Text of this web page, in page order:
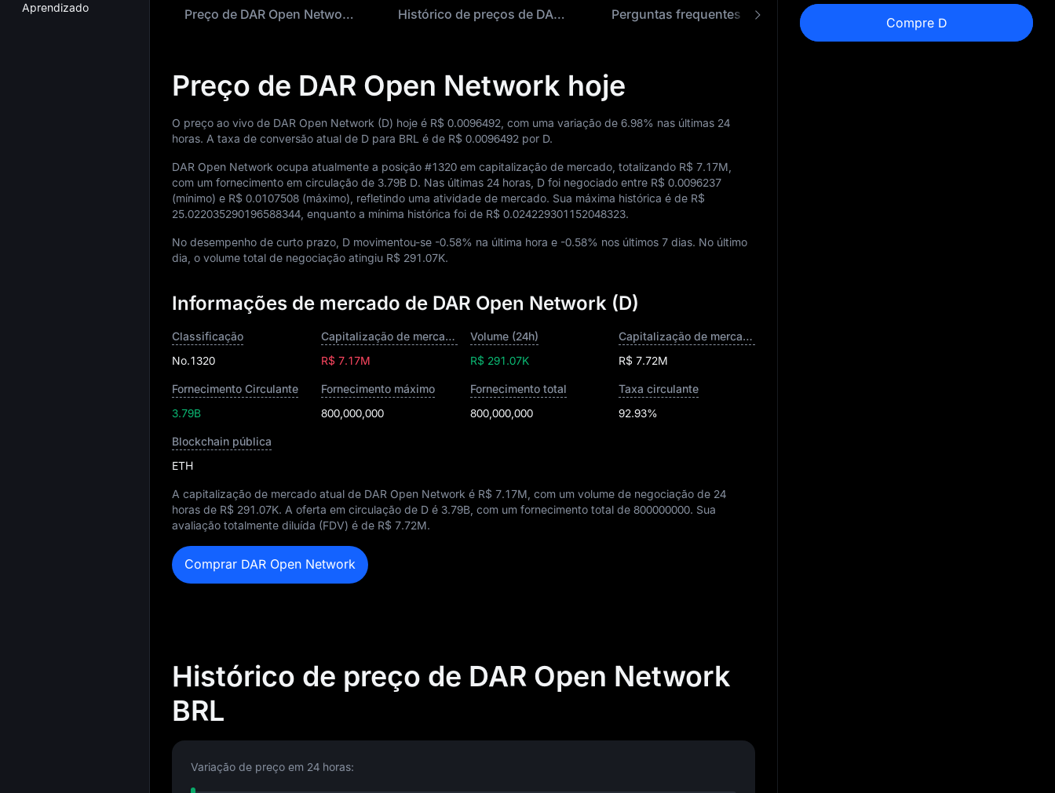
Aprendizado Preço de DAR Open Network hoje Histórico de preços de DAR Open Network Perguntas frequentes Conversor de D para BRL
Preço de DAR Open Network hoje
O preço ao vivo de DAR Open Network (D) hoje é R$ 0.0096492 , com uma variação de 6.98% nas últimas 24
horas. A taxa de conversão atual de D para BRL é de R$ 0.0096492 por D.
DAR Open Network ocupa atualmente a posição #1320 em capitalização de mercado, totalizando R$ 7.17M
com um fornecimento em circulação de 3.79B D. Nas últimas 24 horas, D foi negociado entre R$ 0.0096237
(mínimo) e R$ 0.0107508 (máximo), refletindo uma atividade de mercado. Sua máxima histórica é de R$
25.022035290196588344 , enquanto a mínima histórica foi de R$ 0.024229301152048323.
No desempenho de curto prazo, D movimentou-se -0.58% na última hora e -0.58% nos últimos 7 dias. No último
dia, o volume total de negociação atingiu R$ 291.07K.
Informações de mercado de DAR Open Network (D)
Classificação
No.1320
Capitalização de mercado
R$ 7.17M
Volume (24h)
R$ 291.07K
Capitalização de mercado totalmente diluída
R$ 7.72M
Fornecimento Circulante
3.79B
Fornecimento máximo
800,000,000
Fornecimento total
800,000,000
Taxa circulante
92.93%
Blockchain pública
ETH
A capitalização de mercado atual de DAR Open Network é R$ 7.17M , com um volume de negociação de 24
horas de R$ 291.07K. A oferta em circulação de D é 3.79B , com um fornecimento total de 800000000. Sua
avaliação totalmente diluída (FDV) é de R$ 7.72M.
Comprar DAR Open Network
Histórico de preço de DAR Open Network
BRL
Variação de preço em 24 horas:
Compre D